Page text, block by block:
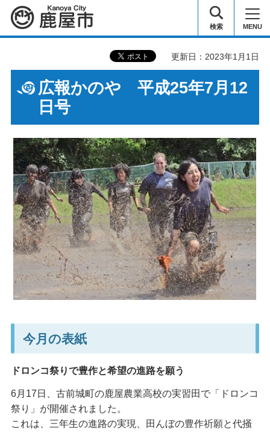
鹿屋市 検索 MENU
更新日：2023年1月1日
広報かのや 平成25年7月12
日号
今月の表紙
ドロンコ祭りで豊作と希望の進路を願う
6月17日、古前城町の鹿屋農業高校の実習田で「ドロンコ
祭り」が開催されました。
これは、三年生の進路の実現、田んぼの豊作祈願と代掻